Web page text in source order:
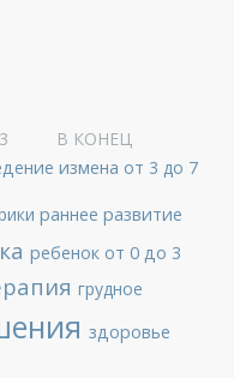
3 В КОНЕЦ
измена от 3 до 7
раннее развитие
ребенок от 0 до 3
грудное
здоровье